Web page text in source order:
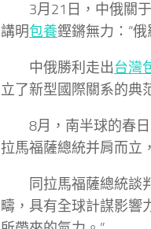
3月21日，中俄關
講明包養鏗鏘無力：“
中俄勝利走出台灣
立了新型國際關系的典
8月，南半球的春
拉馬福薩總統并肩而立
同拉馬福薩總統談
疇，具有全球計謀影響